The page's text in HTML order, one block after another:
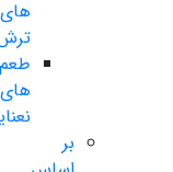
های
طعم
های
بر